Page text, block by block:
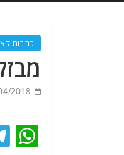
כתבות
מבזקי
2018